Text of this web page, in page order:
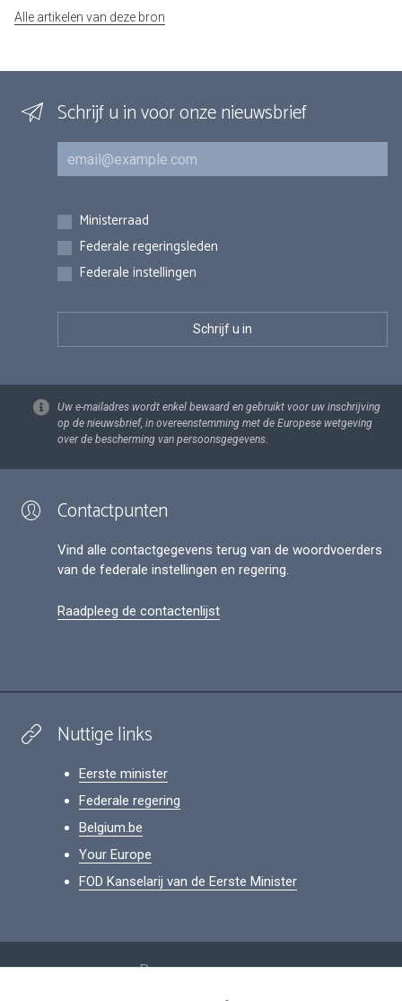
Alle artikelen van deze bron
Schrijf u in voor onze nieuwsbrief
E-mail
Inschrijvingen
Ministerraad
Federale regeringsleden
Federale instellingen
Uw e-mailadres wordt enkel bewaard en gebruikt voor uw inschrijving
op de nieuwsbrief, in overeenstemming met de Europese wetgeving
over de bescherming van persoonsgegevens.
Contactpunten
Vind alle contactgegevens terug van de woordvoerders
van de federale instellingen en regering.
Raadpleeg de contactenlijst
Nuttige links
Eerste minister
Federale regering
Belgium.be
Your Europe
FOD Kanselarij van de Eerste Minister
Persoonsgegevens